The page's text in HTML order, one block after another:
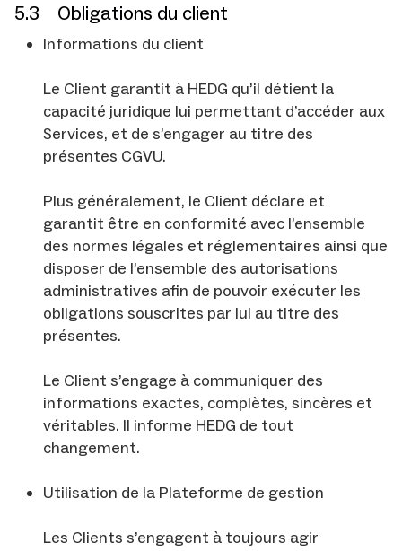
5.3 Obligations du client
Informations du client
Le Client garantit à HEDG qu’il détient la
capacité juridique lui permettant d’accéder aux
Services, et de s’engager au titre des
présentes CGVU.
Plus généralement, le Client déclare et
garantit être en conformité avec l’ensemble
des normes légales et réglementaires ainsi que
disposer de l’ensemble des autorisations
administratives afin de pouvoir exécuter les
obligations souscrites par lui au titre des
présentes.
Le Client s’engage à communiquer des
informations exactes, complètes, sincères et
véritables. Il informe HEDG de tout
changement.
Utilisation de la Plateforme de gestion
Les Clients s’engagent à toujours agir